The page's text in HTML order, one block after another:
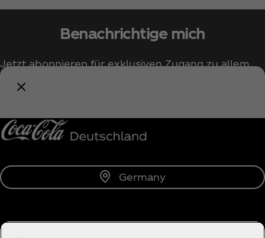
Benachrichtige mich
Jetzt abonnieren für exklusiven Zugang zu allem
rund um Coca‑Cola!
Germany